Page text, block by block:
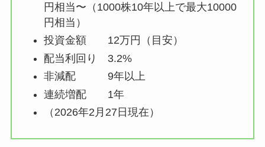
円相当〜（1000株10年以上で最大10000
円相当）
投資金額 12万円（目安）
配当利回り 3.2%
非減配 9年以上
連続増配 1年
（2026年2月27日現在）